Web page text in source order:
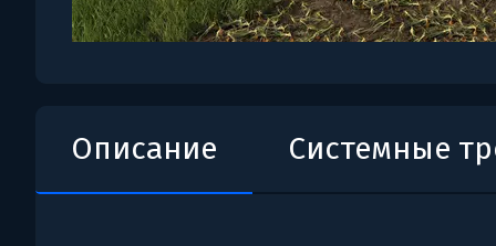
Описание Системные